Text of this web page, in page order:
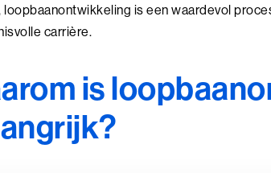
loopbaanontwikkeling is een waardevol
carrière.
is